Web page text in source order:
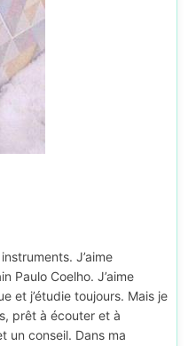
J’aime
Paulo Coelho. J’aime
et j’étudie toujours. Mais je
prêt à écouter et à
un conseil. Dans ma